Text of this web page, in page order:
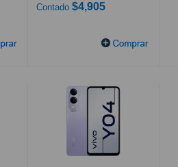
Contado $4,905